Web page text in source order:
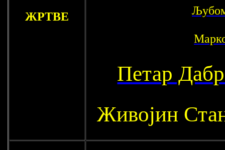
ЖРТВЕ
Петар
Живојин